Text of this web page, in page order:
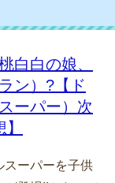
白白の娘、
ン）?【ド
ーパー）次
スーパーを子供